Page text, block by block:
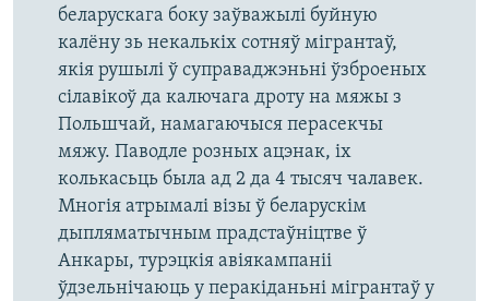
беларускага боку заўважылі буйную
калёну зь некалькіх сотняў мігрантаў,
якія рушылі ў суправаджэньні ўзброеных
сілавікоў да калючага дроту на мяжы з
Польшчай, намагаючыся перасекчы
мяжу. Паводле розных ацэнак, іх
колькасьць была ад 2 да 4 тысяч чалавек.
Многія атрымалі візы ў беларускім
дыпляматычным прадстаўніцтве ў
Анкары, турэцкія авіякампаніі
ўдзельнічаюць у перакіданьні мігрантаў у